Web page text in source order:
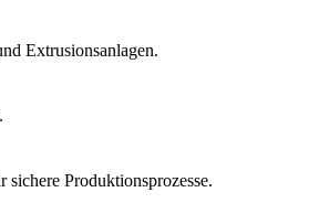
Extrusionsanlagen.
Produktionsprozesse.